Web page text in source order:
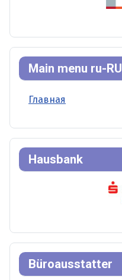
Main menu ru-RU
Главная
Hausbank
Büroausstatter